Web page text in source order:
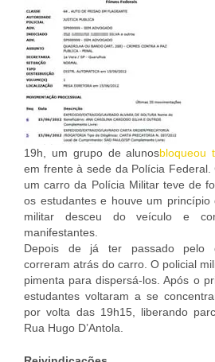
19h, um grupo de alunosbloqueou
em frente à sede da Polícia Federal.
um carro da Polícia Militar teve de
os estudantes e houve um princípio
militar desceu do veículo e
manifestantes.
Depois de já ter passado pelo
correram atrás do carro. O policial
pimenta para dispersá-los. Após o
estudantes voltaram a se
por volta das 19h15, liberando
Rua Hugo D’Antola.